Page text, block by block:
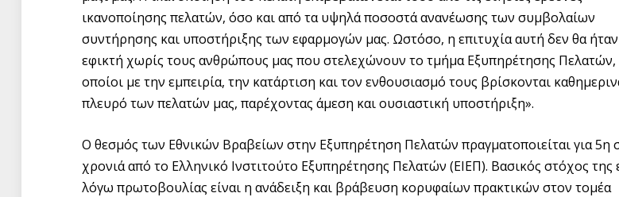
ικανοποίησης πελατών, όσο και από τα υψηλά ποσοστά ανανέωσης των συμβολαίων
συντήρησης και υποστήριξης των εφαρμογών μας. Ωστόσο, η επιτυχία αυτή δεν θα ήταν
εφικτή χωρίς τους ανθρώπους μας που στελεχώνουν το τμήμα Εξυπηρέτησης Πελατών,
οποίοι με την εμπειρία, την κατάρτιση και τον ενθουσιασμό τους βρίσκονται
πλευρό των πελατών μας, παρέχοντας άμεση και ουσιαστική υποστήριξη».
Ο θεσμός των Εθνικών Βραβείων στην Εξυπηρέτηση Πελατών πραγματοποιείται για 5η
χρονιά από το Ελληνικό Ινστιτούτο Εξυπηρέτησης Πελατών (ΕΙΕΠ). Βασικός στόχος της
λόγω πρωτοβουλίας είναι η ανάδειξη και βράβευση κορυφαίων πρακτικών στον τομέα